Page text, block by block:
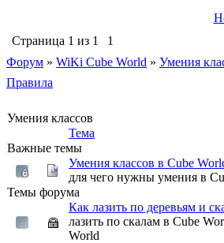
Страница 1 из 1
1
Форум » WiKi Cube World » Умения
Правила
Умения классов
Тема
Важные темы
Умения классов в Cube
для чего нужны умения в
Темы форума
Как лазить по деревьям и
лазить по скалам в Cube
World